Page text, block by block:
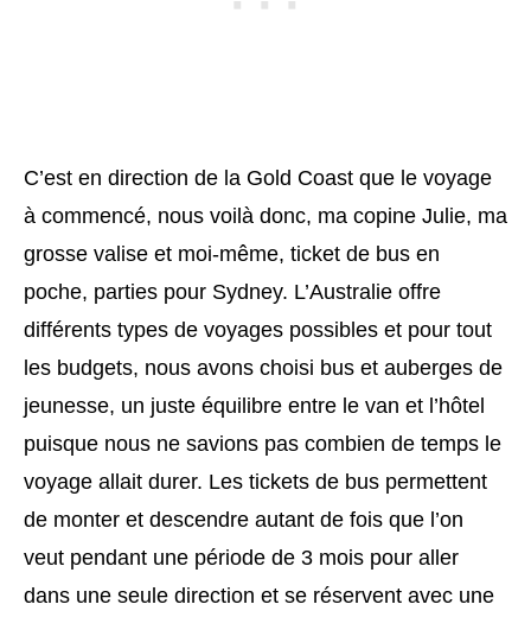
C’est en direction de la Gold Coast que le voyage
à commencé, nous voilà donc, ma copine Julie, ma
grosse valise et moi-même, ticket de bus en
poche, parties pour Sydney. L’Australie offre
différents types de voyages possibles et pour tout
les budgets, nous avons choisi bus et auberges de
jeunesse, un juste équilibre entre le van et l’hôtel
puisque nous ne savions pas combien de temps le
voyage allait durer. Les tickets de bus permettent
de monter et descendre autant de fois que l’on
veut pendant une période de 3 mois pour aller
dans une seule direction et se réservent avec une